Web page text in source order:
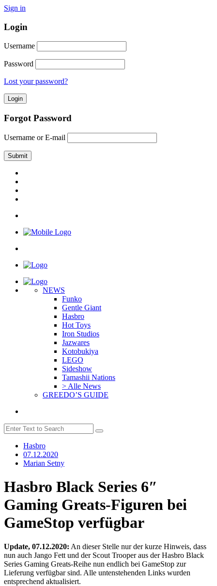
Sign in
Login
Username
Password
Lost your password?
Forgot Password
Username or E-mail
NEWS
Funko
Gentle Giant
Hasbro
Hot Toys
Iron Studios
Jazwares
Kotobukiya
LEGO
Sideshow
Tamashii Nations
> Alle News
GREEDO’S GUIDE
Hasbro
07.12.2020
Marian Setny
Hasbro Black Series 6″
Gaming Greats-Figuren bei
GameStop verfügbar
Update, 07.12.2020: An dieser Stelle nur der kurze Hinweis, dass
nun auch Jango Fett und der Scout Trooper aus der Hasbro Black
Series Gaming Greats-Reihe nun endlich bei GameStop zur
Lieferung verfügbar sind. Alle untenstehenden Links wurden
entsprechend aktualisiert.